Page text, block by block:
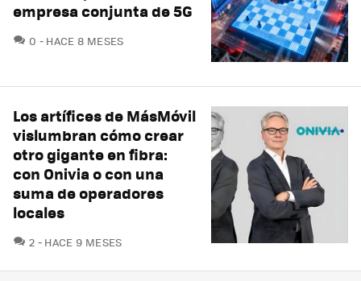
empresa conjunta de 5G
0 COMENTARIOS
HACE 8 MESES
Los artífices de MásMóvil
vislumbran cómo crear
otro gigante en fibra:
con Onivia o con una
suma de operadores
locales
2 COMENTARIOS
HACE 9 MESES